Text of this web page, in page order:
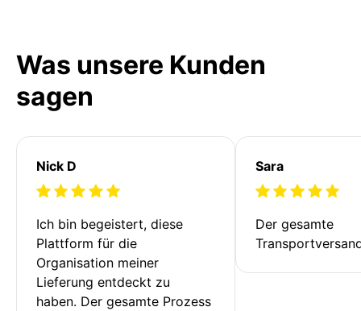
Was unsere Kunden
sagen
Nick D
Ich bin begeistert, diese
Plattform für die
Organisation meiner
Lieferung entdeckt zu
haben. Der gesamte Prozess
Sara
Der gesamte